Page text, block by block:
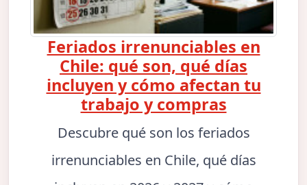
Feriados irrenunciables en
Chile: qué son, qué días
incluyen y cómo afectan tu
trabajo y compras
Descubre qué son los feriados
irrenunciables en Chile, qué días